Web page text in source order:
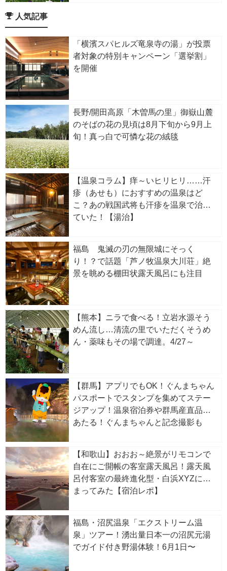
人気記事
「横濱スパヒルズ竜泉寺の湯」が投票
者対象の特別キャンペーン「選挙割」
を開催
長野/開田高原「木曽馬の里」御嶽山麓
のそばの花の見頃は8月下旬から9月上
旬！真っ白で可憐な花の絨毯
【温泉コラム】痒～いヒリヒリ……汗
疹（あせも）におすすめの温泉はど
こ？あの戦国武将も汗疹を温泉で治し
ていた！【湯治】
福島 鬼滅の刃の無限城にそっく
り！？で話題「芦ノ牧温泉大川荘」絶
景を眺める棚田状露天風呂にも注目
【熊本】ニラで食べる！立岩水源そう
めん流し…清流の里でいただくそうめ
ん・薬味もその場で調達。4/27～
【群馬】アプリでもOK！ぐんまちゃん
パスポートでスタンプを集めてステー
ジアップ！温泉宿泊券や群馬産直品が
あたる！ぐんまちゃんと記念撮影も
【和歌山】おおお～絶景がリモコンで
自在にご開帳の客室露天風呂！露天風
呂付客室の最終進化型・白浜XYZに泊
まってみた【宿泊レポ】
福島・沼尻温泉「エクストリーム温
泉」ツアー！湧出量日本一の沼尻元湯
でガイド付き野湯体験！6月1日〜